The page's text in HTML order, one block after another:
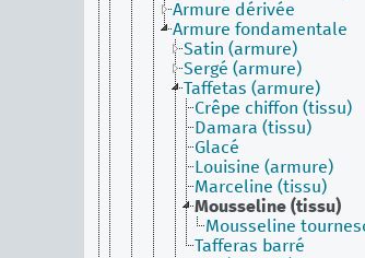
Armure dérivée
Armure fondamentale
Satin (armure)
Sergé (armure)
Taffetas (armure)
Crêpe chiffon (tissu)
Damara (tissu)
Glacé
Louisine (armure)
Marceline (tissu)
Mousseline (tissu)
Mousseline
Tafferas barré